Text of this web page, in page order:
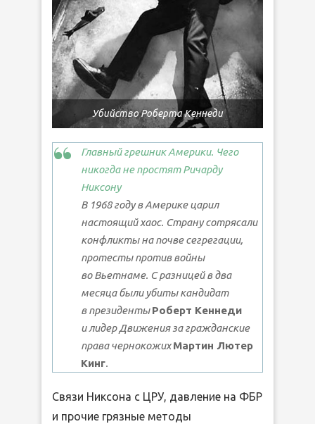
Убийство Роберта Кеннеди
Главный грешник Америки. Чего
никогда не простят Ричарду
Никсону
В 1968 году в Америке царил
настоящий хаос. Страну сотрясали
конфликты на почве сегрегации,
протесты против войны
во Вьетнаме. С разницей в два
месяца были убиты кандидат
в президентыРоберт Кеннеди
и лидер Движения за гражданские
права чернокожихМартин Лютер
Кинг.
Связи Никсона с ЦРУ, давление на ФБР
и прочие грязные методы